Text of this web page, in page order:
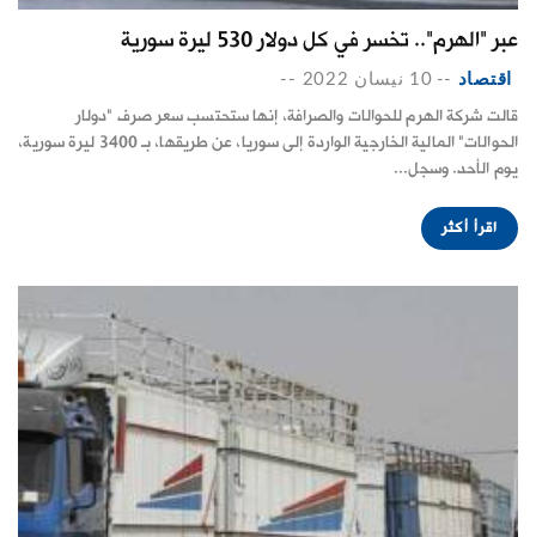
عبر "الهرم".. تخسر في كل دولار 530 ليرة سورية
اقتصاد -- 10 نيسان 2022 --
قالت شركة الهرم للحوالات والصرافة، إنها ستحتسب سعر صرف "دولار
الحوالات" المالية الخارجية الواردة إلى سوريا، عن طريقها، بـ 3400 ليرة سورية،
يوم الأحد. وسجل...
اقرأ أكثر